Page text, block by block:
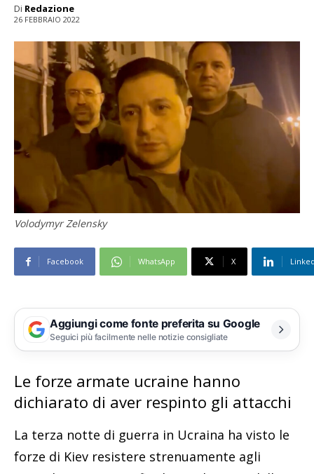
Di Redazione
26 FEBBRAIO 2022
Volodymyr Zelensky
Facebook WhatsApp X
Aggiungi come fonte preferita su Google
Seguici più facilmente nelle notizie consigliate
Le forze armate ucraine hanno
dichiarato di aver respinto gli attacchi
La terza notte di guerra in Ucraina ha visto le
forze di Kiev resistere strenuamente agli